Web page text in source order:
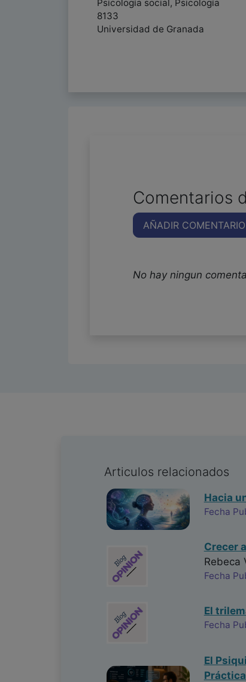
Psicología social, Psicología
8133
Universidad de Granada
Comentarios
AÑADIR COMENTARIO
No hay ningun
Articulos relacionados
Hacia
Fecha
Crecer
Rebeca
Fecha
El
Fecha
El